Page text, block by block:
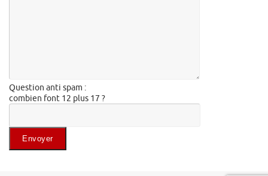
Question anti spam :
combien font 12 plus 17 ?